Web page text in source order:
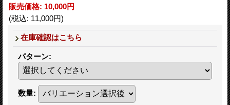
販売価格: 10,000円
(税込: 11,000円)
在庫確認はこちら
パターン:
数量: